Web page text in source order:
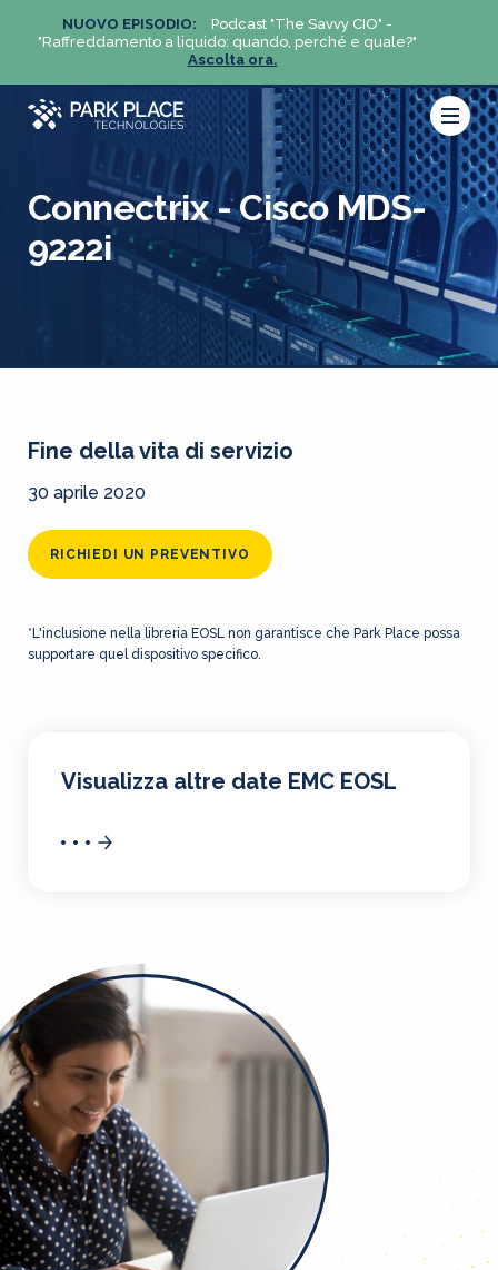
NUOVO EPISODIO:
Podcast "The Savvy CIO" -
"Raffreddamento a liquido: quando, perché e quale?"
Ascolta ora.
Connectrix - Cisco MDS-
9222i
Fine della vita di servizio
30 aprile 2020
RICHIEDI UN PREVENTIVO
*L'inclusione nella libreria EOSL non garantisce che Park Place possa
supportare quel dispositivo specifico.
Visualizza altre date EMC EOSL